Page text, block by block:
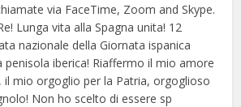
via FaceTime, Zoom and Skype.
Lunga vita alla Spagna unita! 12
nazionale della Giornata ispanica
penisola iberica! Riaffermo il mio amore
il mio orgoglio per la Patria, orgoglioso
Non ho scelto di essere sp